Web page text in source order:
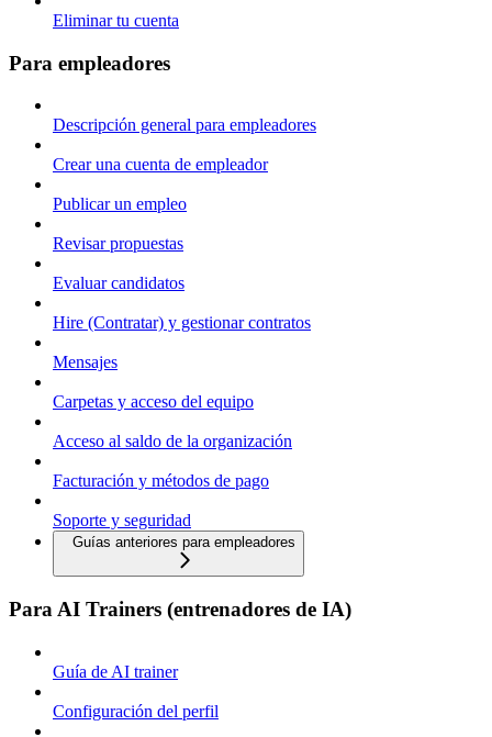
Eliminar tu cuenta
Para empleadores
Descripción general para empleadores
Crear una cuenta de empleador
Publicar un empleo
Revisar propuestas
Evaluar candidatos
Hire (Contratar) y gestionar contratos
Mensajes
Carpetas y acceso del equipo
Acceso al saldo de la organización
Facturación y métodos de pago
Soporte y seguridad
Guías anteriores para empleadores
Para AI Trainers (entrenadores de IA)
Guía de AI trainer
Configuración del perfil